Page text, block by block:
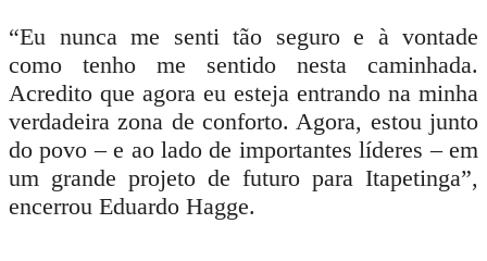
“Eu nunca me senti tão seguro e à vontade
como tenho me sentido nesta caminhada.
Acredito que agora eu esteja entrando na minha
verdadeira zona de conforto. Agora, estou junto
do povo – e ao lado de importantes líderes – em
um grande projeto de futuro para Itapetinga”,
encerrou Eduardo Hagge.